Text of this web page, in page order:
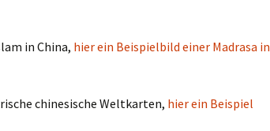
in China, hier ein Beispielbild einer Madrasa in
chinesische Weltkarten, hier ein Beispiel